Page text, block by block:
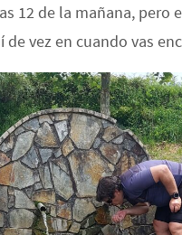
12 de la mañana,
vez en cuando vas